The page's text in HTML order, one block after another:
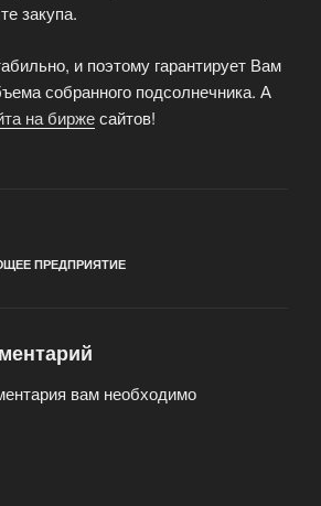
закупа.
и поэтому гарантирует Вам
собранного подсолнечника. А
на биржесайтов!
ПРЕДПРИЯТИЕ
вам необходимо